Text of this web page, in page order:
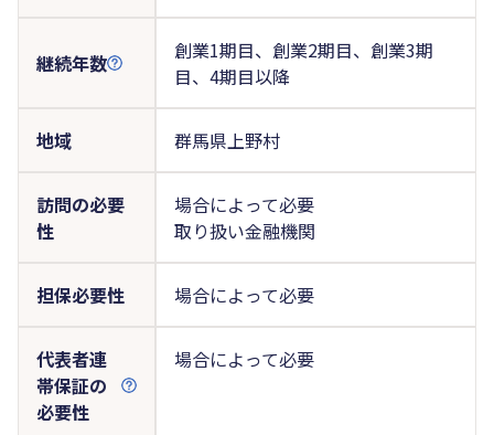
継続年数
創業1期目、創業2期目、創業3期
目、4期目以降
地域 群馬県上野村
訪問の必要
性
場合によって必要
取り扱い金融機関
担保必要性 場合によって必要
代表者連
帯保証の
必要性
場合によって必要